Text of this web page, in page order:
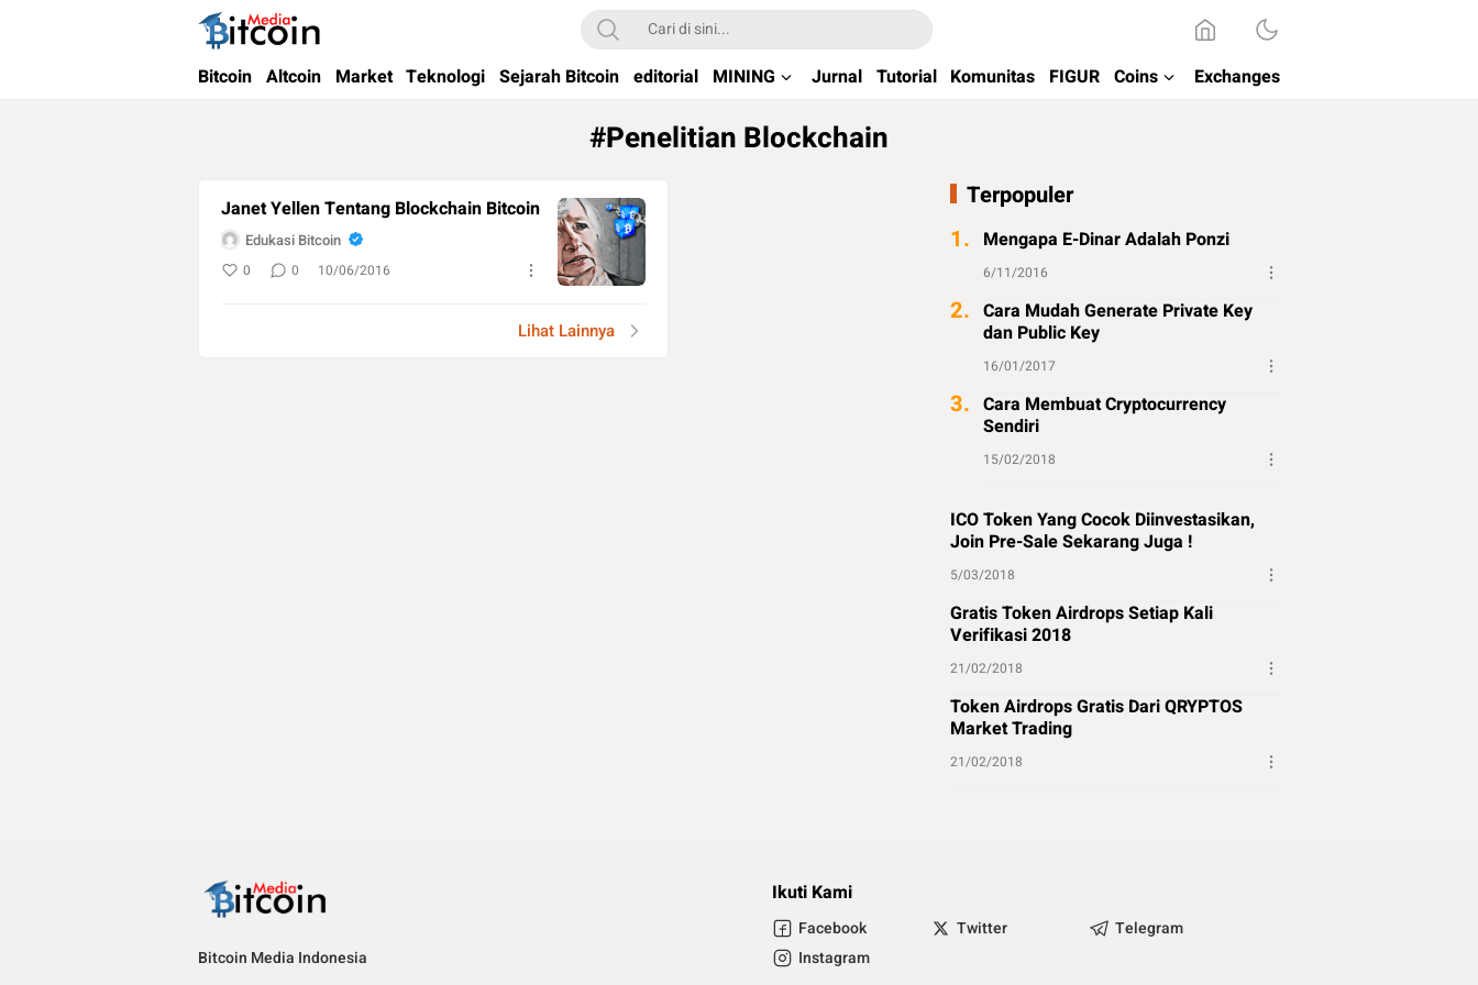
Bitcoin Media Indonesia
Media Bitcoin dan Cryptocurrency, dan Blockchain di Indonesia
Bitcoin Altcoin Market Teknologi Sejarah Bitcoin editorial MINING Jurnal Tutorial Komunitas FIGUR Coins Exchanges
#Penelitian Blockchain
Janet Yellen Tentang Blockchain Bitcoin
Edukasi Bitcoin
0 0 10/06/2016
Lihat Lainnya
Terpopuler
1. Mengapa E-Dinar Adalah Ponzi
6/11/2016
2. Cara Mudah Generate Private Key
dan Public Key
16/01/2017
3. Cara Membuat Cryptocurrency
Sendiri
15/02/2018
ICO Token Yang Cocok Diinvestasikan,
Join Pre-Sale Sekarang Juga !
5/03/2018
Gratis Token Airdrops Setiap Kali
Verifikasi 2018
21/02/2018
Token Airdrops Gratis Dari QRYPTOS
Market Trading
21/02/2018
Bitcoin Media Indonesia
Ikuti Kami
Facebook Twitter
Telegram
Instagram